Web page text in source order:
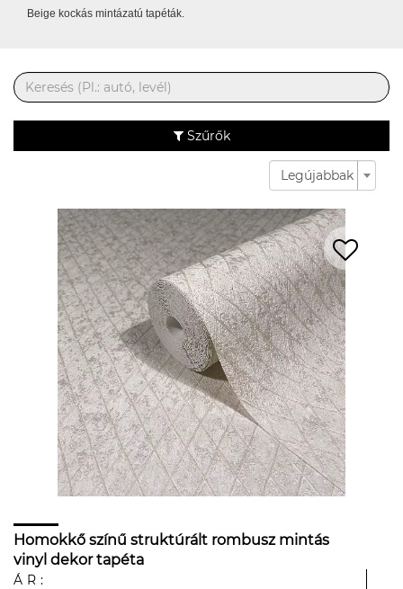
Beige kockás mintázatú tapéták.
Szűrők
Legújabbak
Homokkő színű struktúrált rombusz mintás
vinyl dekor tapéta
ÁR: